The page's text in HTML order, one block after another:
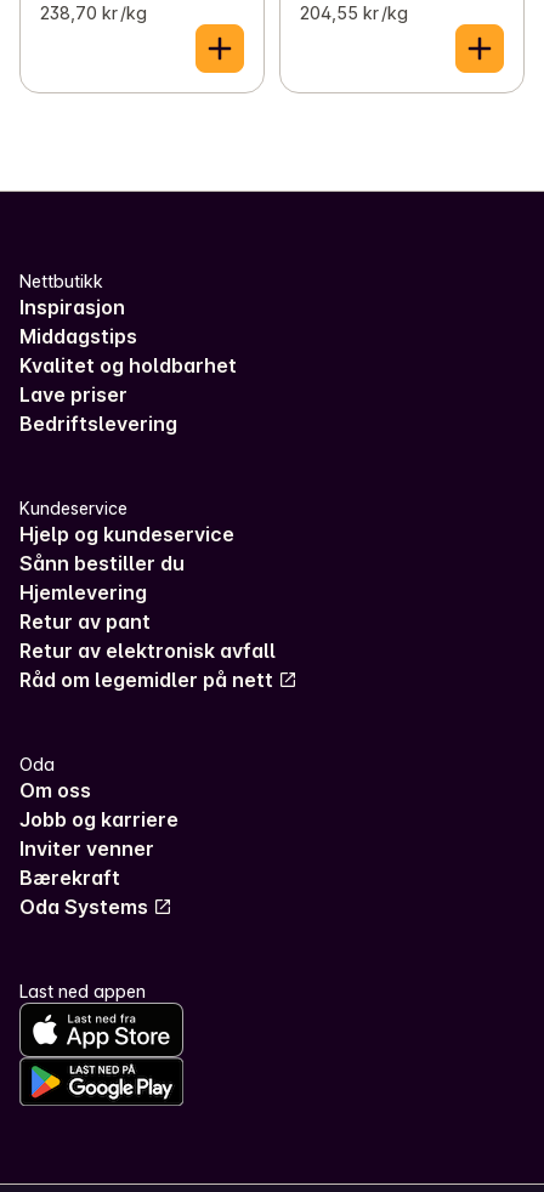
238,70 kr /kg 204,55 kr /kg
Nettbutikk
Inspirasjon
Middagstips
Kvalitet og holdbarhet
Lave priser
Bedriftslevering
Kundeservice
Hjelp og kundeservice
Sånn bestiller du
Hjemlevering
Retur av pant
Retur av elektronisk avfall
Råd om legemidler på nett
Oda
Om oss
Jobb og karriere
Inviter venner
Bærekraft
Oda Systems
Last ned appen